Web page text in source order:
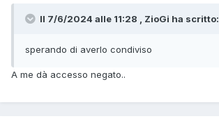
Il 7/6/2024 alle 11:28 , ZioGi ha scritto:
sperando di averlo condiviso
A me dà accesso negato..